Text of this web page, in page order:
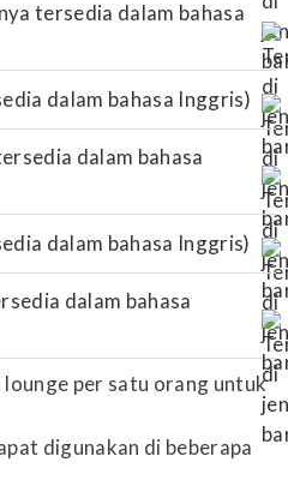
tersedia dalam bahasa
dalam bahasa Inggris)
dalam bahasa
dalam bahasa Inggris)
dalam bahasa
per satu orang untuk
digunakan di beberapa